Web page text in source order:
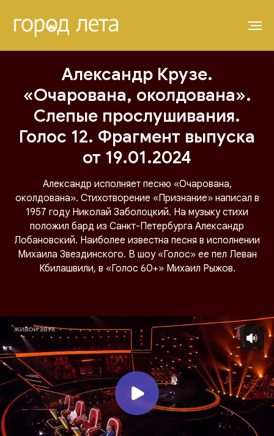
Александр Крузе.
«Очарована, околдована».
Слепые прослушивания.
Голос 12. Фрагмент выпуска
от 19.01.2024
Александр исполняет песню «Очарована,
околдована». Стихотворение «Признание» написал в
1957 году Николай Заболоцкий. На музыку стихи
положил бард из Санкт-Петербурга Александр
Лобановский. Наиболее известна песня в исполнении
Михаила Звездинского. В шоу «Голос» ее пел Леван
Кбилашвили, в «Голос 60+» Михаил Рыжов.